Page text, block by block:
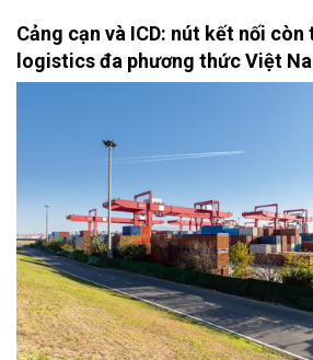
Cảng cạn và ICD: nút kết nối
logistics đa phương thức Việt